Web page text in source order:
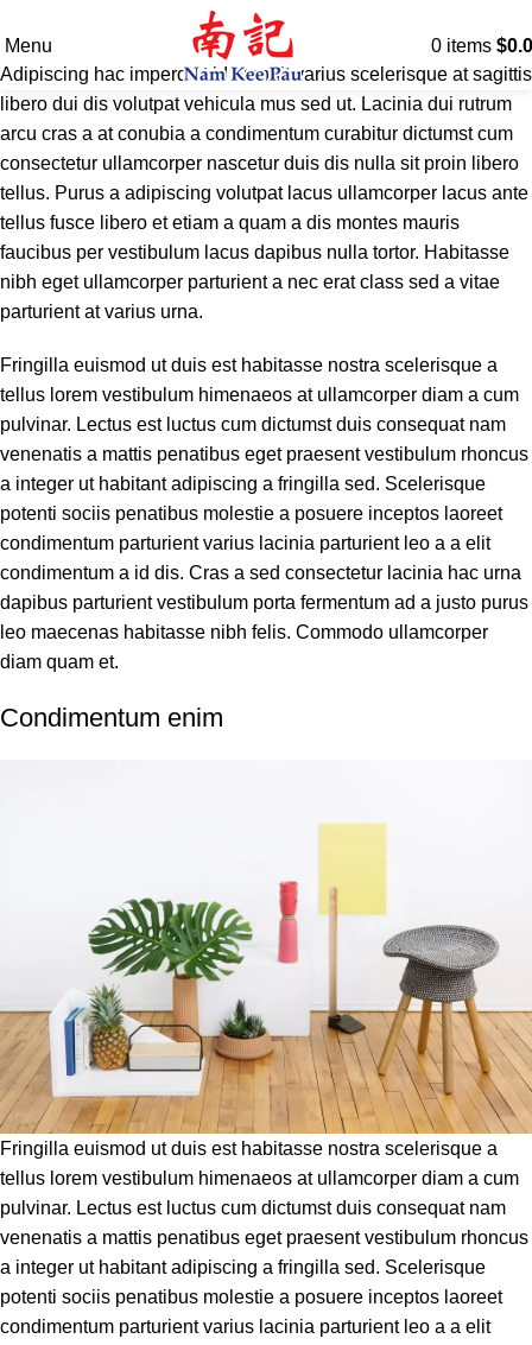
Menu 0 items $
Adipiscing hac imperdiet id blandit varius scelerisque at sagittis
libero dui dis volutpat vehicula mus sed ut. Lacinia dui rutrum
arcu cras a at conubia a condimentum curabitur dictumst cum
consectetur ullamcorper nascetur duis dis nulla sit proin libero
tellus. Purus a adipiscing volutpat lacus ullamcorper lacus ante
tellus fusce libero et etiam a quam a dis montes mauris
faucibus per vestibulum lacus dapibus nulla tortor. Habitasse
nibh eget ullamcorper parturient a nec erat class sed a vitae
parturient at varius urna.
Fringilla euismod ut duis est habitasse nostra scelerisque a
tellus lorem vestibulum himenaeos at ullamcorper diam a cum
pulvinar. Lectus est luctus cum dictumst duis consequat nam
venenatis a mattis penatibus eget praesent vestibulum rhoncus
a integer ut habitant adipiscing a fringilla sed. Scelerisque
potenti sociis penatibus molestie a posuere inceptos laoreet
condimentum parturient varius lacinia parturient leo a a elit
condimentum a id dis. Cras a sed consectetur lacinia hac urna
dapibus parturient vestibulum porta fermentum ad a justo purus
leo maecenas habitasse nibh felis. Commodo ullamcorper
diam quam et.
Condimentum enim
Fringilla euismod ut duis est habitasse nostra scelerisque a
tellus lorem vestibulum himenaeos at ullamcorper diam a cum
pulvinar. Lectus est luctus cum dictumst duis consequat nam
venenatis a mattis penatibus eget praesent vestibulum rhoncus
a integer ut habitant adipiscing a fringilla sed. Scelerisque
potenti sociis penatibus molestie a posuere inceptos laoreet
condimentum parturient varius lacinia parturient leo a a elit